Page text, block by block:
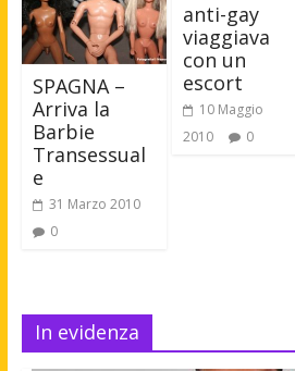
SPAGNA –
Arriva la
Barbie
Transessual
e
31 Marzo 2010
0
anti-gay
viaggiava
con un
escort
10 Maggio
2010
0
In evidenza